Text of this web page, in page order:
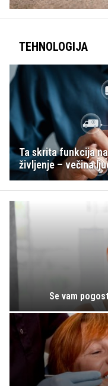
TEHNOLOGIJA
Ta skrita funkcija
življenje – večina
Se vam